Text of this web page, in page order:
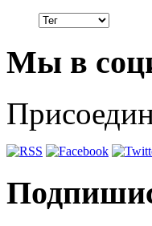
Мы в